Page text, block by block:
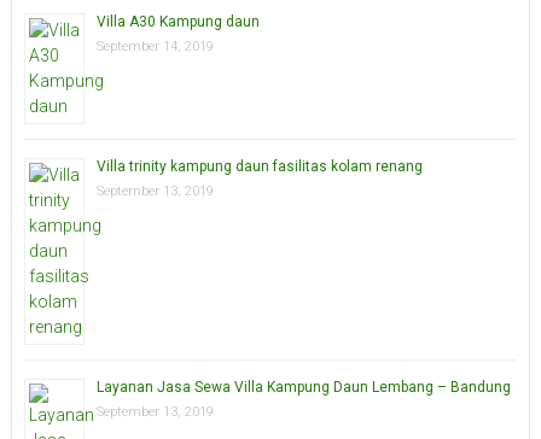
Villa A30 Kampung daun
September 14, 2019
Villa trinity kampung daun fasilitas kolam renang
September 13, 2019
Layanan Jasa Sewa Villa Kampung Daun Lembang – Bandung
September 13, 2019